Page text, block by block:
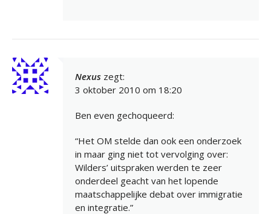
Nexus zegt:
3 oktober 2010 om 18:20
Ben even gechoqueerd:
“Het OM stelde dan ook een onderzoek
in maar ging niet tot vervolging over:
Wilders’ uitspraken werden te zeer
onderdeel geacht van het lopende
maatschappelijke debat over immigratie
en integratie.”